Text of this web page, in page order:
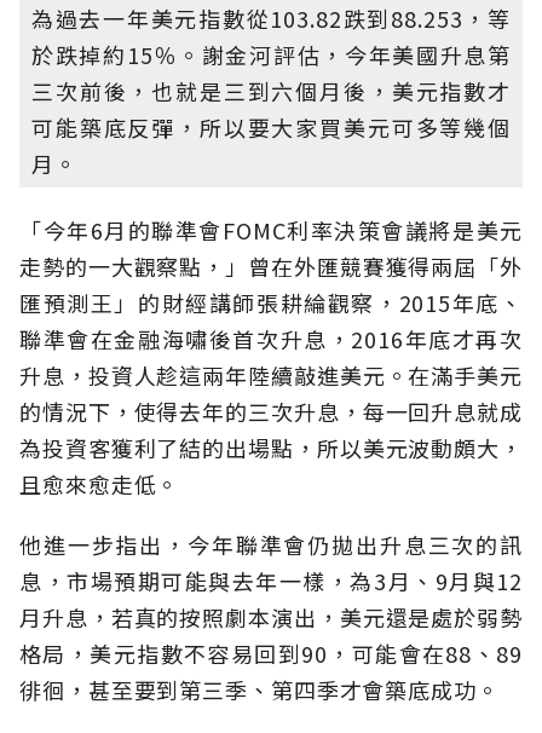
為過去一年美元指數從103.82跌到88.253，等
於跌掉約15％。謝金河評估，今年美國升息第
三次前後，也就是三到六個月後，美元指數才
可能築底反彈，所以要大家買美元可多等幾個
月。
「今年6月的聯準會FOMC利率決策會議將是美元
走勢的一大觀察點，」曾在外匯競賽獲得兩屆「外
匯預測王」的財經講師張耕綸觀察，2015年底、
聯準會在金融海嘯後首次升息，2016年底才再次
升息，投資人趁這兩年陸續敲進美元。在滿手美元
的情況下，使得去年的三次升息，每一回升息就成
為投資客獲利了結的出場點，所以美元波動頗大，
且愈來愈走低。
他進一步指出，今年聯準會仍拋出升息三次的訊
息，市場預期可能與去年一樣，為3月、9月與12
月升息，若真的按照劇本演出，美元還是處於弱勢
格局，美元指數不容易回到90，可能會在88、89
徘徊，甚至要到第三季、第四季才會築底成功。